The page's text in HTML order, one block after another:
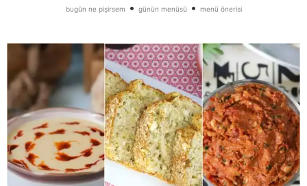
bugün ne pişirsem • günün menüsü • menü önerisi